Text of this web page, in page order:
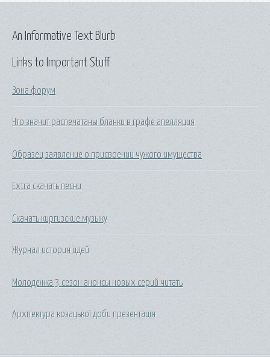
Links to Important Stuff
Зона форум
Что значит распечатаны бланки в графе апелляция
Образец заявление о присвоении чужого имущества
Extra скачать песни
Скачать киргизские музыку
Журнал история идей
Молодежка 3 сезон анонсы новых серий читать
Архітектура козацької доби презентація
An Informative Text Blurb